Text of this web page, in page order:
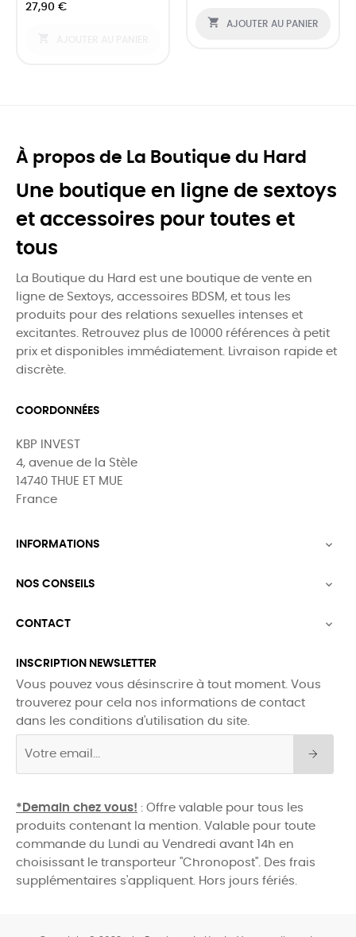
27,90 €
 AJOUTER AU PANIER
À propos de La Boutique du Hard
Une boutique en ligne de sextoys
et accessoires pour toutes et
tous
La Boutique du Hard est une boutique de vente en
ligne de Sextoys, accessoires BDSM, et tous les
produits pour des relations sexuelles intenses et
excitantes. Retrouvez plus de 10000 références à petit
prix et disponibles immédiatement. Livraison rapide et
discrète.
COORDONNÉES
KBP INVEST
4, avenue de la Stèle
14740 THUE ET MUE
France
INFORMATIONS 
NOS CONSEILS 
CONTACT 
INSCRIPTION NEWSLETTER
Vous pouvez vous désinscrire à tout moment. Vous
trouverez pour cela nos informations de contact
dans les conditions d'utilisation du site.
*Demain chez vous! : Offre valable pour tous les
produits contenant la mention. Valable pour toute
commande du Lundi au Vendredi avant 14h en
choisissant le transporteur "Chronopost". Des frais
supplémentaires s'appliquent. Hors jours fériés.